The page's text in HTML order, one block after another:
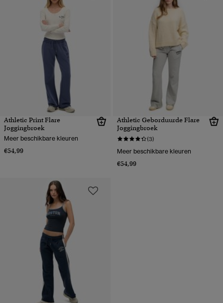
Athletic Print Flare
Joggingbroek
Meer beschikbare kleuren
€54,99
Athletic Geborduurde Flare
Joggingbroek
(3)
Meer beschikbare kleuren
€54,99